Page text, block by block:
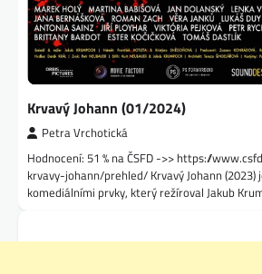
Krvavý Johann (01/2024)
Petra Vrchotická
Hodnocení: 51 % na ČSFD ->> https://
krvavy-johann/prehled/ Krvavý Johann (2023)
komediálními prvky, který režíroval Jakub